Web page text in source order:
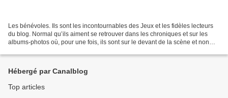
Les bénévoles. Ils sont les incontournables des Jeux et les fidèles lecteurs
du blog. Normal qu’ils aiment se retrouver dans les chroniques et sur les
albums-photos où, pour une fois, ils sont sur le devant de la scène et non
Hébergé par Canalblog
Top articles